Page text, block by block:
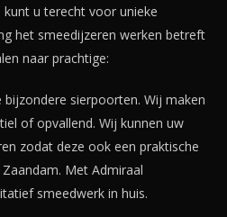
u terecht voor unieke
het smeedijzeren werken betreft
naar prachtige:
sierpoorten. Wij maken
of opvallend. Wij kunnen uw
zodat deze ook een praktische
Met Admiraal
smeedwerk in huis.